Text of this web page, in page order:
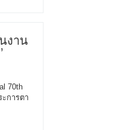
งาน
70th
การตา